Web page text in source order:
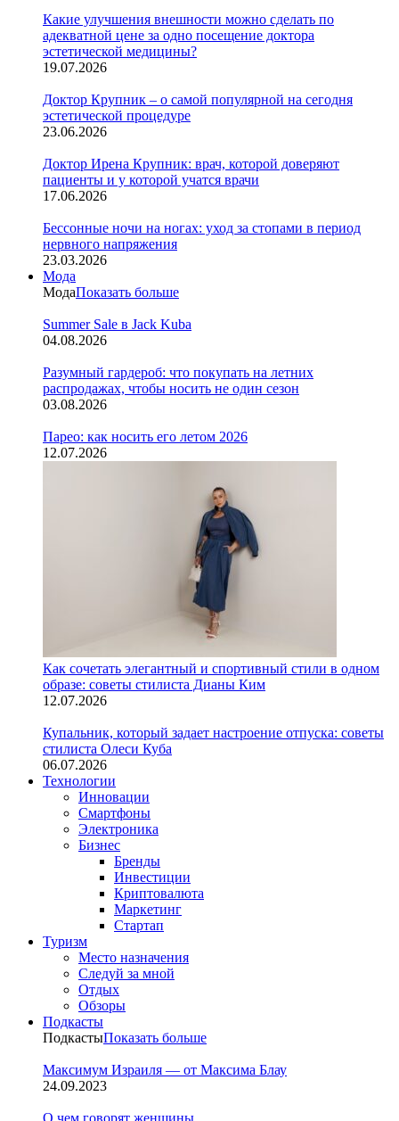
Какие улучшения внешности можно сделать по
адекватной цене за одно посещение доктора
эстетической медицины?
19.07.2026
Доктор Крупник – о самой популярной на сегодня
эстетической процедуре
23.06.2026
Доктор Ирена Крупник: врач, которой доверяют
пациенты и у которой учатся врачи
17.06.2026
Бессонные ночи на ногах: уход за стопами в период
нервного напряжения
23.03.2026
Мода
МодаПоказать больше
Summer Sale в Jack Kuba
04.08.2026
Разумный гардероб: что покупать на летних
распродажах, чтобы носить не один сезон
03.08.2026
Парео: как носить его летом 2026
12.07.2026
Как сочетать элегантный и спортивный стили в одном
образе: советы стилиста Дианы Ким
12.07.2026
Купальник, который задает настроение отпуска: советы
стилиста Олеси Куба
06.07.2026
Технологии
Инновации
Смартфоны
Электроника
Бизнес
Бренды
Инвестиции
Криптовалюта
Маркетинг
Стартап
Туризм
Место назначения
Следуй за мной
Отдых
Обзоры
Подкасты
ПодкастыПоказать больше
Максимум Израиля — от Максима Блау
24.09.2023
О чем говорят женщины